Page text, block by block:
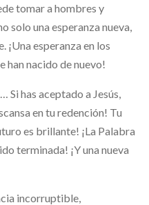
tomar a hombres y
solo una esperanza nueva,
¡Una esperanza en los
han nacido de nuevo!
Si has aceptado a Jesús,
en tu redención! Tu
es brillante! ¡La Palabra
terminada! ¡Y una nueva
incorruptible,